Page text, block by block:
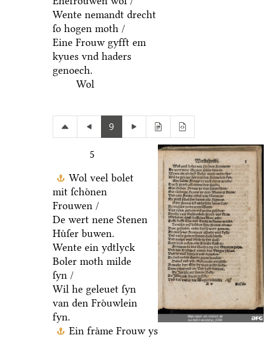
Wente nemandt drecht
ſo hogen moth /
Eine Frouw gyfft em
kyues vnd haders
genoech.
Wol
9
5
Wol veel bolet
mit ſchoͤnen
Frouwen /
De wert nene Stenen
Huͤſer buwen.
Wente ein ydtlyck
Boler moth milde
ſyn /
Wil he geleuet ſyn
van den Froͤuwlein
fyn.
Ein fraͤme Frouw ys